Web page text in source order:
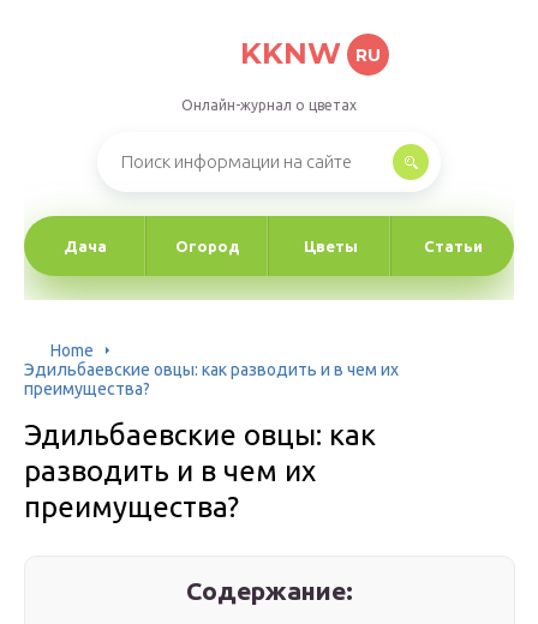
KKNW RU
Онлайн-журнал о цветах
Дача Огород Цветы Статьи
Home
Эдильбаевские овцы: как разводить и в чем их
преимущества?
Эдильбаевские овцы: как
разводить и в чем их
преимущества?
Содержание: